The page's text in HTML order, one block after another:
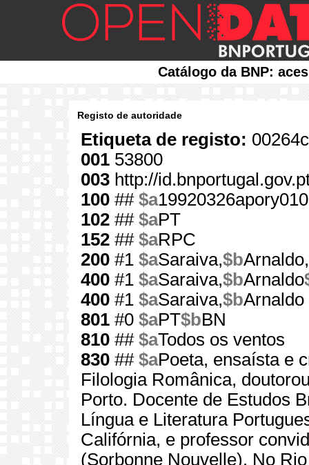
Catálogo da BNP:
Registo de autoridade
Etiqueta de registo:
001 53800
003 http://
100 ## $a
102 ## $aPT
152 ## $aRPC
200 #1 $aSaraiva,$bArnaldo,
400 #1 $aSaraiva,$bArnaldo
400 #1 $aSaraiva,$bArnaldo
801 #0 $aPT$bBN
810 ## $aTodos os ventos
830 ## $aPoeta, ensaísta e
Filologia Românica,
Porto. Docente de Estudos
Língua e Literatura
Califórnia, e professor
(Sorbonne Nouvelle). No